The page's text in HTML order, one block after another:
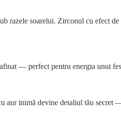
razele soarelui. Zirconul cu efect
— perfect pentru energia unui
aur inimă devine detaliul tău secret